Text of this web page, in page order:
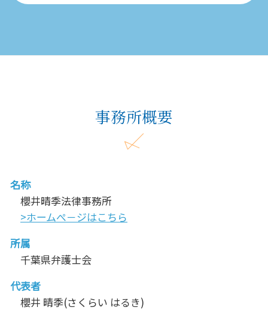
事務所概要
名称
櫻井晴季法律事務所
>ホームぺ－ジはこちら
所属
千葉県弁護士会
代表者
櫻井 晴季(さくらい はるき)